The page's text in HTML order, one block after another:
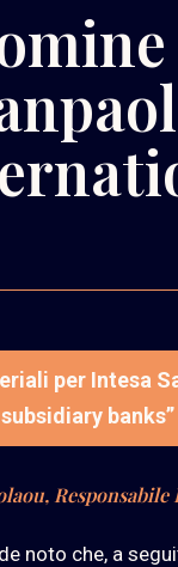
per Intesa
banks”
noto che, a